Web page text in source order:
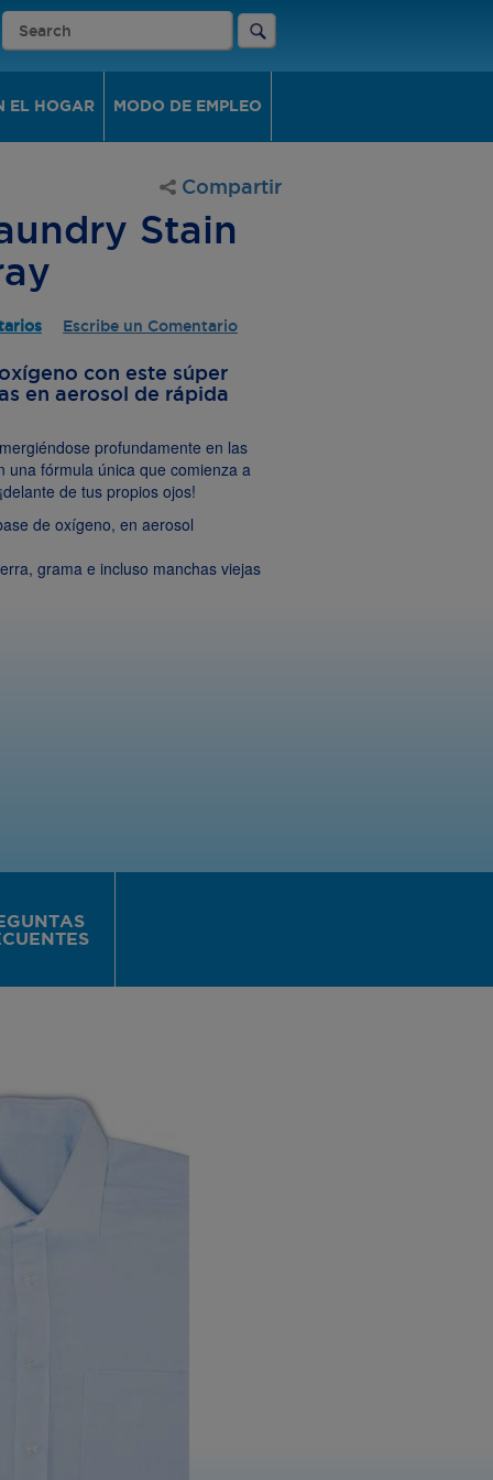
EL HOGAR MODO DE EMPLEO
Compartir
Stain
Escribe un Comentario
con este súper
en aerosol de rápida
profundamente en las
una fórmula única que comienza a
de tus propios ojos!
de oxígeno, en aerosol
grama e incluso manchas viejas